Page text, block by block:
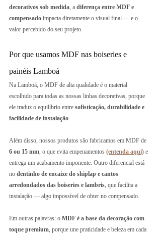
decorativos sob medida, a diferença entre MDF e
compensado impacta diretamente o visual final — e o
valor percebido do seu projeto.
Por que usamos MDF nas boiseries e
painéis Lamboá
Na Lamboá, o MDF de alta qualidade é o material
escolhido para todas as nossas linhas decorativas, porque
ele traduz o equilíbrio entre sofisticação, durabilidade e
facilidade de instalação.
Além disso, nossos produtos são fabricamos em MDF de
6 ou 15 mm, o que evita empenamentos (entenda aqui) e
entrega um acabamento imponente. Outro diferencial está
no dentinho de encaixe do shiplap e cantos
arredondados das boiseries e lambris, que facilita a
instalação — algo impossível de obter no compensado.
Em outras palavras: o MDF é a base da decoração com
toque premium, porque une praticidade e beleza em cada